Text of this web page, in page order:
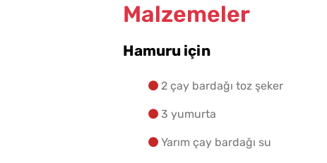
Tarhana Hamuru Kaç Gün
Malzemeler
Hamuru için
2 çay bardağı toz şeker
3 yumurta
Yarım çay bardağı su